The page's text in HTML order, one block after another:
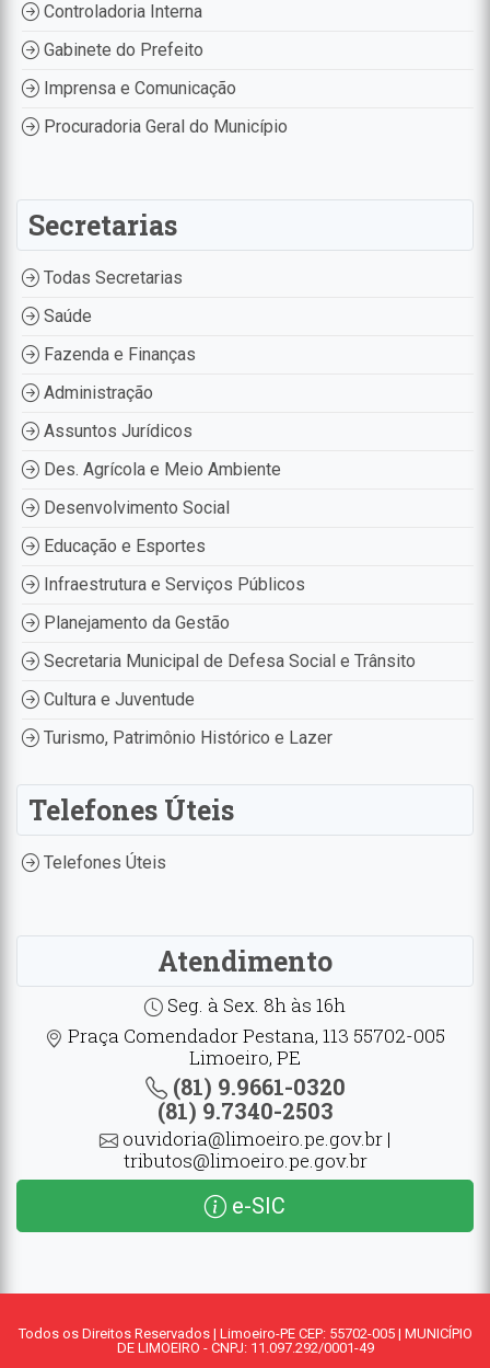
Controladoria Interna
Gabinete do Prefeito
Imprensa e Comunicação
Procuradoria Geral do Município
Secretarias
Todas Secretarias
Saúde
Fazenda e Finanças
Administração
Assuntos Jurídicos
Des. Agrícola e Meio Ambiente
Desenvolvimento Social
Educação e Esportes
Infraestrutura e Serviços Públicos
Planejamento da Gestão
Secretaria Municipal de Defesa Social e Trânsito
Cultura e Juventude
Turismo, Patrimônio Histórico e Lazer
Telefones Úteis
Telefones Úteis
Atendimento
Seg. à Sex. 8h às 16h
Praça Comendador Pestana, 113 55702-005
Limoeiro, PE
(81) 9.9661-0320
(81) 9.7340-2503
ouvidoria@limoeiro.pe.gov.br |
tributos@limoeiro.pe.gov.br
e-SIC
Todos os Direitos Reservados | Limoeiro-PE CEP: 55702-005 | MUNICÍPIO
DE LIMOEIRO - CNPJ: 11.097.292/0001-49